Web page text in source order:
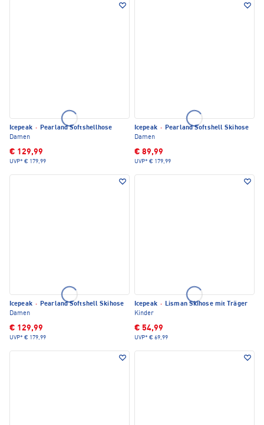
Icepeak · Pearland Softshellhose
Damen
€ 129,99
UVP* € 179,99
Icepeak · Pearland Softshell Skihose
Damen
€ 89,99
UVP* € 179,99
Icepeak · Pearland Softshell Skihose
Damen
€ 129,99
UVP* € 179,99
Icepeak · Lisman Skihose mit Träger
Kinder
€ 54,99
UVP* € 69,99